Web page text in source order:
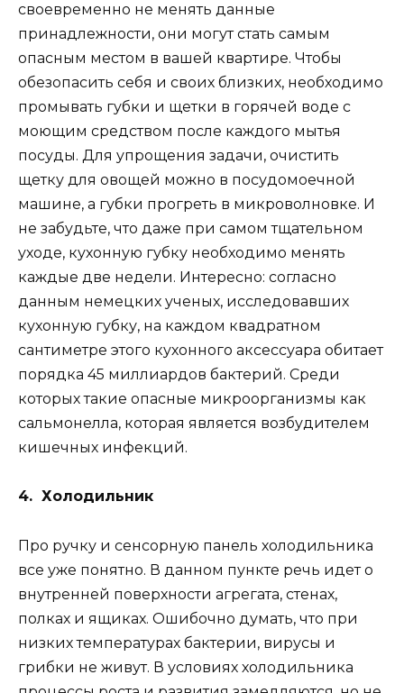
своевременно не менять данные
принадлежности, они могут стать самым
опасным местом в вашей квартире. Чтобы
обезопасить себя и своих близких, необходимо
промывать губки и щетки в горячей воде с
моющим средством после каждого мытья
посуды. Для упрощения задачи, очистить
щетку для овощей можно в посудомоечной
машине, а губки прогреть в микроволновке. И
не забудьте, что даже при самом тщательном
уходе, кухонную губку необходимо менять
каждые две недели. Интересно: согласно
данным немецких ученых, исследовавших
кухонную губку, на каждом квадратном
сантиметре этого кухонного аксессуара обитает
порядка 45 миллиардов бактерий. Среди
которых такие опасные микроорганизмы как
сальмонелла, которая является возбудителем
кишечных инфекций.
4. Холодильник
Про ручку и сенсорную панель холодильника
все уже понятно. В данном пункте речь идет о
внутренней поверхности агрегата, стенах,
полках и ящиках. Ошибочно думать, что при
низких температурах бактерии, вирусы и
грибки не живут. В условиях холодильника